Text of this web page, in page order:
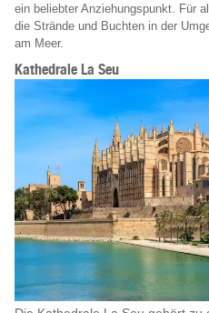
ein beliebter Anziehungspunkt. Für
die Strände und Buchten in der
am Meer.
Kathedrale La Seu